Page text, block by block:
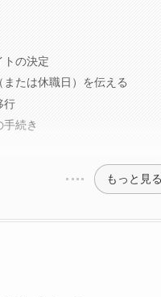
トの決定
たは休職日）を伝える
行
続き
もっと見る